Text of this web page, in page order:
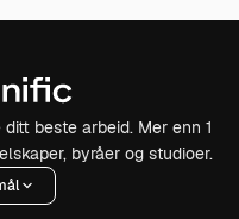
beste arbeid. Mer enn 1
byråer og studioer.